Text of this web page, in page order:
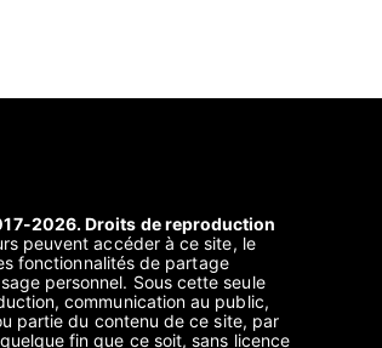
2026. Droits de reproduction
peuvent accéder à ce site, le
fonctionnalités de partage
personnel. Sous cette seule
communication au public,
partie du contenu de ce site, par
fin que ce soit, sans licence